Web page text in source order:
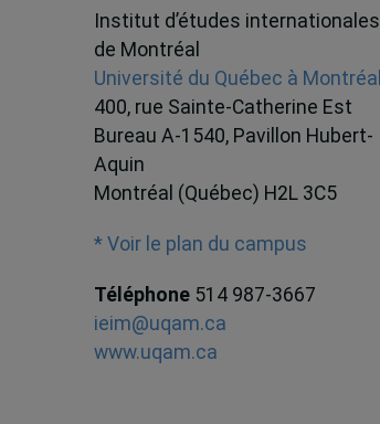
Institut d’études internationales
de Montréal
Université du Québec à Montréal
400, rue Sainte-Catherine Est
Bureau A-1540, Pavillon Hubert-
Aquin
Montréal (Québec) H2L 3C5
* Voir le plan du campus
Téléphone 514 987-3667
ieim@uqam.ca
www.uqam.ca